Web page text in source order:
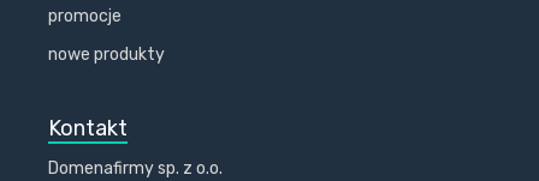
promocje
nowe produkty
Kontakt
Domenafirmy sp. z o.o.